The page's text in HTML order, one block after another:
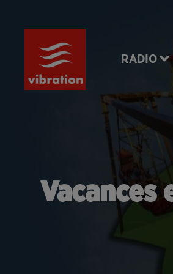
RADIO
Vacances